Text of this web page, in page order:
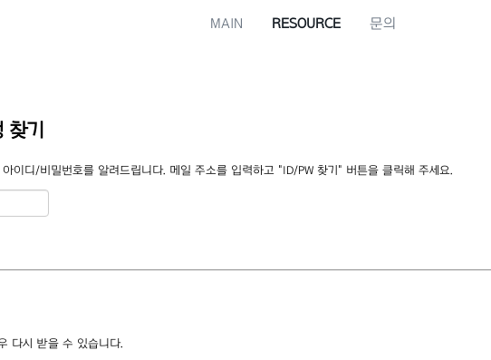
MAIN RESOURCE 문의
기
이디/비밀번호를 알려드립니다. 메일 주소를 입력하고 "ID/PW 찾기" 버튼을 클릭해 주세요.
다시 받을 수 있습니다.